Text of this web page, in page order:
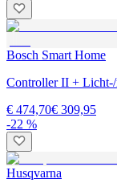
Bosch Smart Home
Controller II +
€ 474,70€ 309,95
-22 %
Husqvarna